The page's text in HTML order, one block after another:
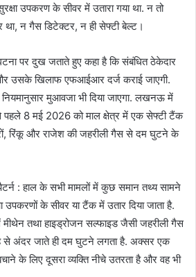
उपकरण के सीवर में उतारा गया था. न तो
न गैस डिटेक्टर, न ही सेफ्टी बेल्ट।
पर दुख जताते हुए कहा है कि संबंधित ठेकेदार
उसके खिलाफ एफआईआर दर्ज कराई जाएगी.
मुआवजा भी दिया जाएगा. लखनऊ में
पहले 8 मई 2026 को माल क्षेत्र में एक सेफ्टी टैंक
रिंकू और राजेश की जहरीली गैस से दम घुटने के
: हाल के सभी मामलों में कुछ समान तथ्य सामने
उपकरणों के सीवर या टैंक में उतार दिया जाता है.
तथा हाइड्रोजन सल्फाइड जैसी जहरीली गैस
से अंदर जाते ही दम घुटने लगता है. अक्सर एक
के लिए दूसरा व्यक्ति नीचे उतरता है और वह भी